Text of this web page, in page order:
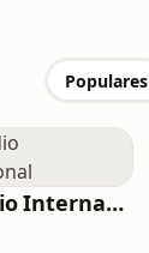
Populares
LXC Radio Internacional